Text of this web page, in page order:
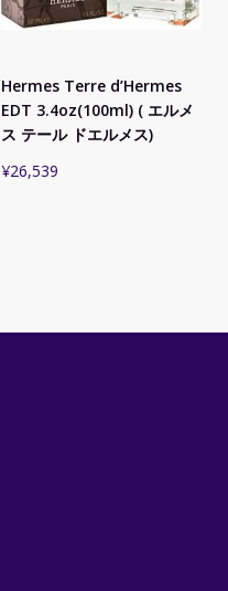
Hermes Terre d’Hermes
EDT 3.4oz(100ml) ( エルメ
ス テール ドエルメス)
¥26,539